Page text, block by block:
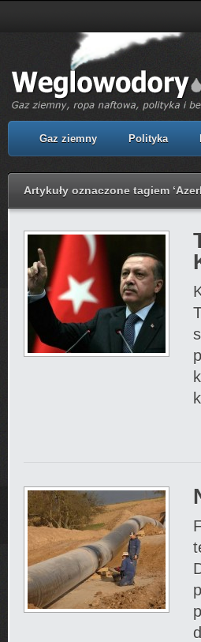
Gaz ziemny Polityka
Artykuły oznaczone tagiem